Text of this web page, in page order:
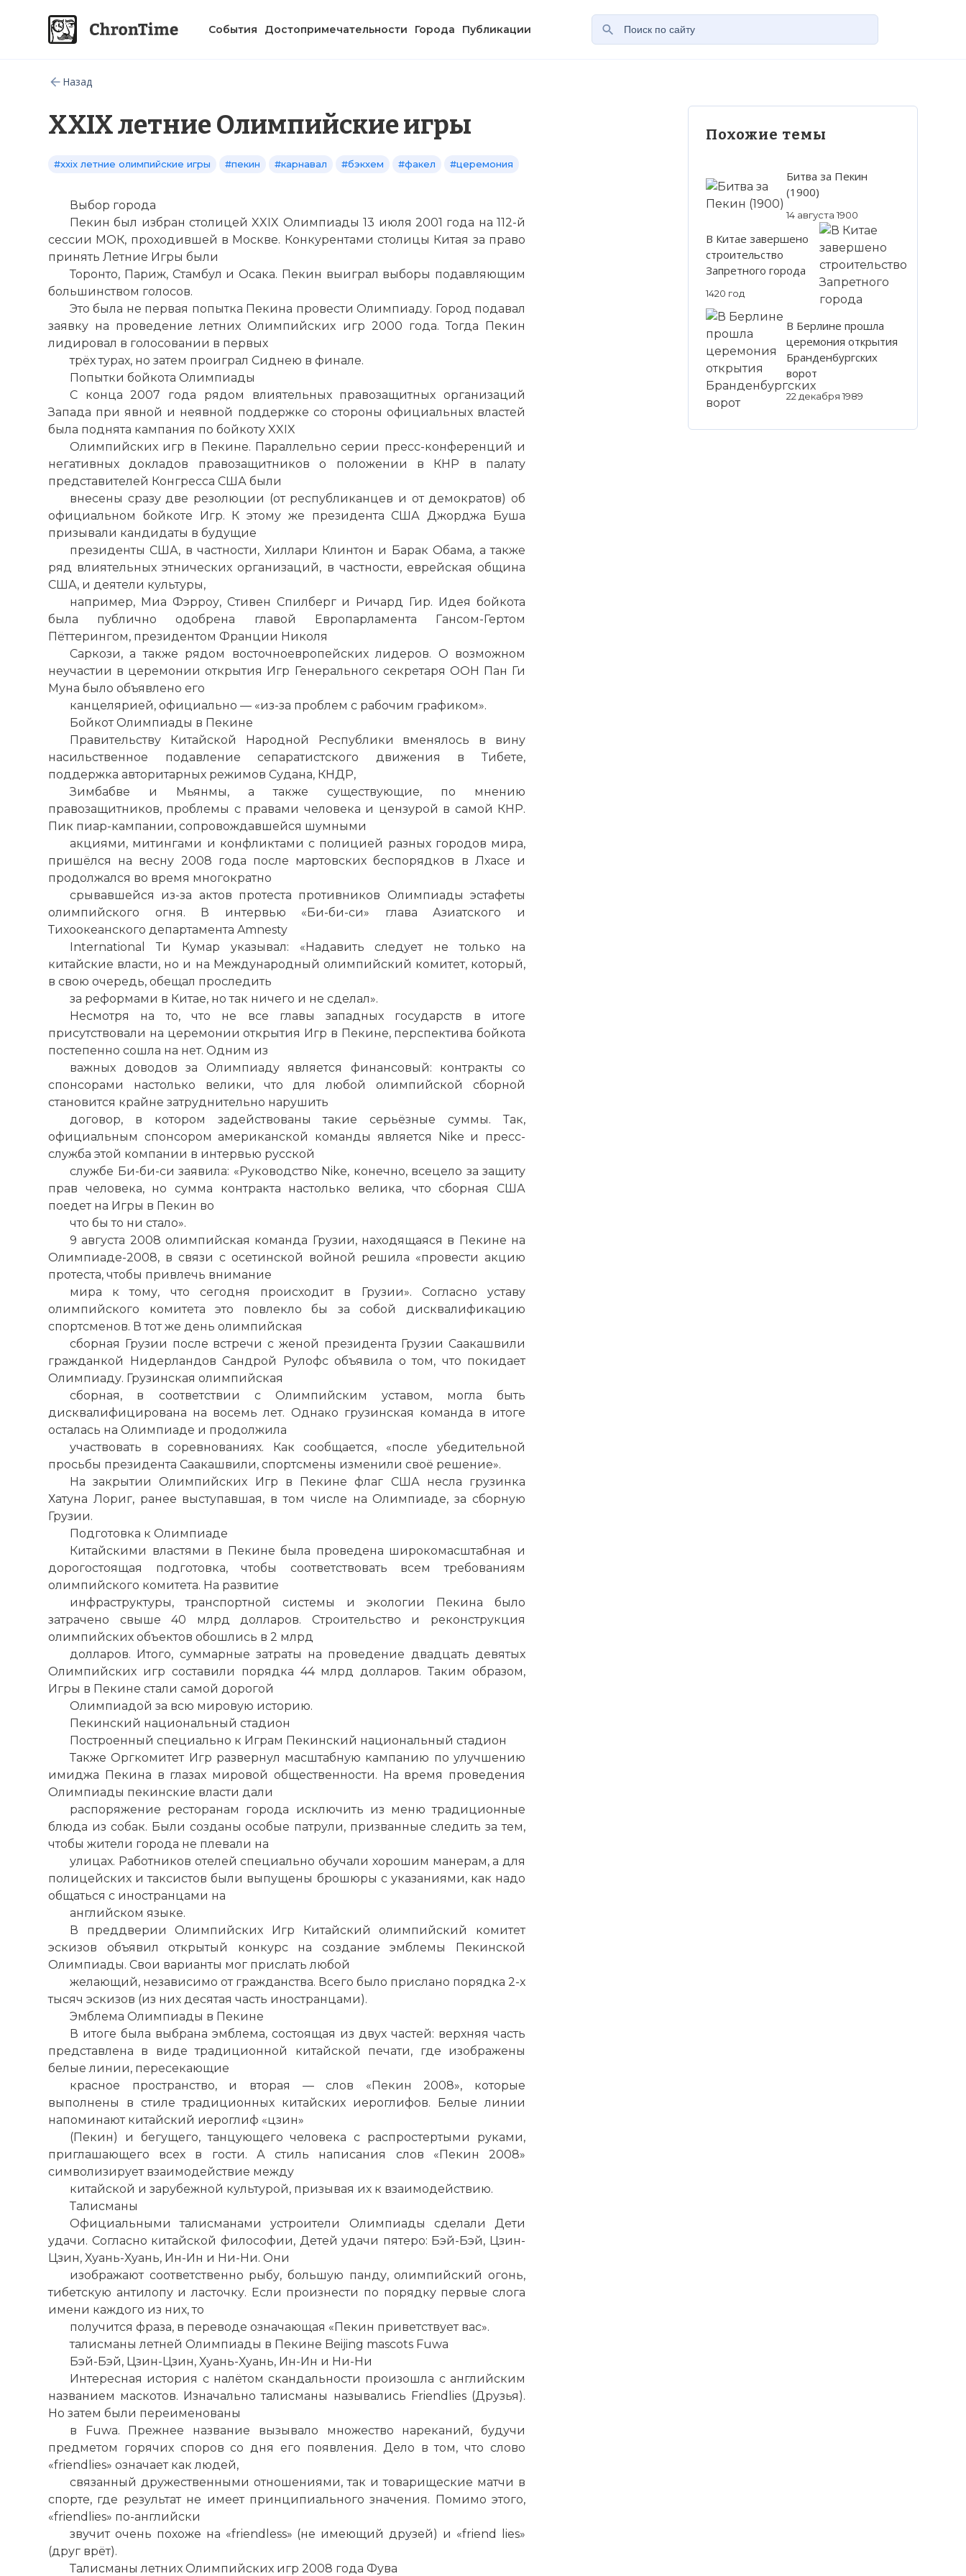
События Достопримечательности Города Публикации
Назад
XXIX летние Олимпийские игры
#xxix летние олимпийские игры #пекин #карнавал #бэкхем #факел #церемония
Выбор города
Пекин был избран столицей XXIX Олимпиады 13 июля 2001 года на 112-й
сессии МОК, проходившей в Москве. Конкурентами столицы Китая за право
принять Летние Игры были
Торонто, Париж, Стамбул и Осака. Пекин выиграл выборы подавляющим
большинством голосов.
Это была не первая попытка Пекина провести Олимпиаду. Город подавал
заявку на проведение летних Олимпийских игр 2000 года. Тогда Пекин
лидировал в голосовании в первых
трёх турах, но затем проиграл Сиднею в финале.
Попытки бойкота Олимпиады
С конца 2007 года рядом влиятельных правозащитных организаций
Запада при явной и неявной поддержке со стороны официальных властей
была поднята кампания по бойкоту XXIX
Олимпийских игр в Пекине. Параллельно серии пресс-конференций и
негативных докладов правозащитников о положении в КНР в палату
представителей Конгресса США были
внесены сразу две резолюции (от республиканцев и от демократов) об
официальном бойкоте Игр. К этому же президента США Джорджа Буша
призывали кандидаты в будущие
президенты США, в частности, Хиллари Клинтон и Барак Обама, а также
ряд влиятельных этнических организаций, в частности, еврейская община
США, и деятели культуры,
например, Миа Фэрроу, Стивен Спилберг и Ричард Гир. Идея бойкота
была публично одобрена главой Европарламента Гансом-Гертом
Пёттерингом, президентом Франции Николя
Саркози, а также рядом восточноевропейских лидеров. О возможном
неучастии в церемонии открытия Игр Генерального секретаря ООН Пан Ги
Муна было объявлено его
канцелярией, официально — «из-за проблем с рабочим графиком».
Бойкот Олимпиады в Пекине
Правительству Китайской Народной Республики вменялось в вину
насильственное подавление сепаратистского движения в Тибете,
поддержка авторитарных режимов Судана, КНДР,
Зимбабве и Мьянмы, а также существующие, по мнению
правозащитников, проблемы с правами человека и цензурой в самой КНР.
Пик пиар-кампании, сопровождавшейся шумными
акциями, митингами и конфликтами с полицией разных городов мира,
пришёлся на весну 2008 года после мартовских беспорядков в Лхасе и
продолжался во время многократно
срывавшейся из-за актов протеста противников Олимпиады эстафеты
олимпийского огня. В интервью «Би-би-си» глава Азиатского и
Тихоокеанского департамента Amnesty
International Ти Кумар указывал: «Надавить следует не только на
китайские власти, но и на Международный олимпийский комитет, который,
в свою очередь, обещал проследить
за реформами в Китае, но так ничего и не сделал».
Несмотря на то, что не все главы западных государств в итоге
присутствовали на церемонии открытия Игр в Пекине, перспектива бойкота
постепенно сошла на нет. Одним из
важных доводов за Олимпиаду является финансовый: контракты со
спонсорами настолько велики, что для любой олимпийской сборной
становится крайне затруднительно нарушить
договор, в котором задействованы такие серьёзные суммы. Так,
официальным спонсором американской команды является Nike и пресс-
служба этой компании в интервью русской
службе Би-би-си заявила: «Руководство Nike, конечно, всецело за защиту
прав человека, но сумма контракта настолько велика, что сборная США
поедет на Игры в Пекин во
что бы то ни стало».
9 августа 2008 олимпийская команда Грузии, находящаяся в Пекине на
Олимпиаде-2008, в связи с осетинской войной решила «провести акцию
протеста, чтобы привлечь внимание
мира к тому, что сегодня происходит в Грузии». Согласно уставу
олимпийского комитета это повлекло бы за собой дисквалификацию
спортсменов. В тот же день олимпийская
сборная Грузии после встречи с женой президента Грузии Саакашвили
гражданкой Нидерландов Сандрой Рулофс объявила о том, что покидает
Олимпиаду. Грузинская олимпийская
сборная, в соответствии с Олимпийским уставом, могла быть
дисквалифицирована на восемь лет. Однако грузинская команда в итоге
осталась на Олимпиаде и продолжила
участвовать в соревнованиях. Как сообщается, «после убедительной
просьбы президента Саакашвили, спортсмены изменили своё решение».
На закрытии Олимпийских Игр в Пекине флаг США несла грузинка
Хатуна Лориг, ранее выступавшая, в том числе на Олимпиаде, за сборную
Грузии.
Подготовка к Олимпиаде
Китайскими властями в Пекине была проведена широкомасштабная и
дорогостоящая подготовка, чтобы соответствовать всем требованиям
олимпийского комитета. На развитие
инфраструктуры, транспортной системы и экологии Пекина было
затрачено свыше 40 млрд долларов. Строительство и реконструкция
олимпийских объектов обошлись в 2 млрд
долларов. Итого, суммарные затраты на проведение двадцать девятых
Олимпийских игр составили порядка 44 млрд долларов. Таким образом,
Игры в Пекине стали самой дорогой
Олимпиадой за всю мировую историю.
Пекинский национальный стадион
Построенный специально к Играм Пекинский национальный стадион
Также Оргкомитет Игр развернул масштабную кампанию по улучшению
имиджа Пекина в глазах мировой общественности. На время проведения
Олимпиады пекинские власти дали
распоряжение ресторанам города исключить из меню традиционные
блюда из собак. Были созданы особые патрули, призванные следить за тем,
чтобы жители города не плевали на
улицах. Работников отелей специально обучали хорошим манерам, а для
полицейских и таксистов были выпущены брошюры с указаниями, как надо
общаться с иностранцами на
английском языке.
В преддверии Олимпийских Игр Китайский олимпийский комитет
эскизов объявил открытый конкурс на создание эмблемы Пекинской
Олимпиады. Свои варианты мог прислать любой
желающий, независимо от гражданства. Всего было прислано порядка 2-х
тысяч эскизов (из них десятая часть иностранцами).
Эмблема Олимпиады в Пекине
В итоге была выбрана эмблема, состоящая из двух частей: верхняя часть
представлена в виде традиционной китайской печати, где изображены
белые линии, пересекающие
красное пространство, и вторая — слов «Пекин 2008», которые
выполнены в стиле традиционных китайских иероглифов. Белые линии
напоминают китайский иероглиф «цзин»
(Пекин) и бегущего, танцующего человека с распростертыми руками,
приглашающего всех в гости. А стиль написания слов «Пекин 2008»
символизирует взаимодействие между
китайской и зарубежной культурой, призывая их к взаимодействию.
Талисманы
Официальными талисманами устроители Олимпиады сделали Дети
удачи. Согласно китайской философии, Детей удачи пятеро: Бэй-Бэй, Цзин-
Цзин, Хуань-Хуань, Ин-Ин и Ни-Ни. Они
изображают соответственно рыбу, большую панду, олимпийский огонь,
тибетскую антилопу и ласточку. Если произнести по порядку первые слога
имени каждого из них, то
получится фраза, в переводе означающая «Пекин приветствует вас».
талисманы летней Олимпиады в Пекине Beijing mascots Fuwa
Бэй-Бэй, Цзин-Цзин, Хуань-Хуань, Ин-Ин и Ни-Ни
Интересная история с налётом скандальности произошла с английским
названием маскотов. Изначально талисманы назывались Friendlies (Друзья).
Но затем были переименованы
в Fuwa. Прежнее название вызывало множество нареканий, будучи
предметом горячих споров со дня его появления. Дело в том, что слово
«friendlies» означает как людей,
связанный дружественными отношениями, так и товарищеские матчи в
спорте, где результат не имеет принципиального значения. Помимо этого,
«friendlies» по-английски
звучит очень похоже на «friendless» (не имеющий друзей) и «friend lies»
(друг врёт).
Талисманы летних Олимпийских игр 2008 года Фува
Похожие темы
Битва за Пекин
(1900)
14 августа 1900
В Китае завершено
строительство
Запретного города
1420 год
В Берлине прошла
церемония открытия
Бранденбургских
ворот
22 декабря 1989
☓
Game is over: последний день Олимпиады
Имя:
Комментарий:
Проверочный код:
Вернуться в статью:XXIX летние Олимпийские игры